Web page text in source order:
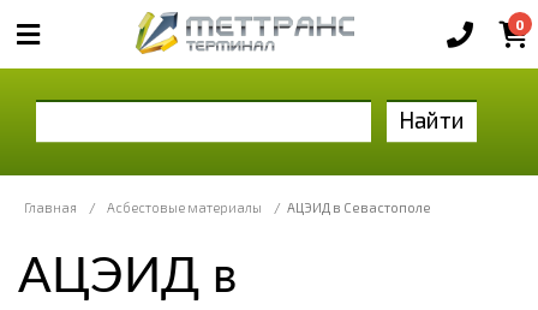
0
Найти
Главная / Асбестовые материалы / АЦЭИД в Севастополе
АЦЭИД в